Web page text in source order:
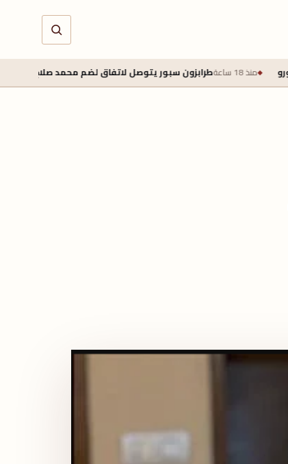
طرابزون سبور يتوصل لاتفاق لضم محمد صلاح تمهيدًا للإعلان الرسمي